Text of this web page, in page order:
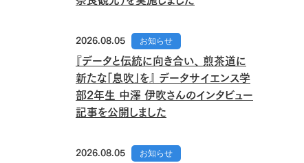
2026.08.05 お知らせ
『データと伝統に向き合い、 煎茶道に
新たな「息吹」を』 データサイエンス学
部2年生 中澤 伊吹さんのインタビュー
記事を公開しました
2026.08.05 お知らせ